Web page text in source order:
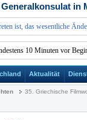
Generalkonsulat in
das wesentliche
10 Minuten vor Beginn
Aktualität
35. Griechische